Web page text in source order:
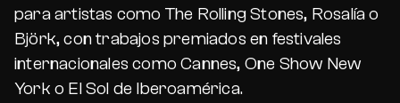
para artistas como The Rolling Stones, Rosalía o
Björk, con trabajos premiados en festivales
internacionales como Cannes, One Show New
York o El Sol de Iberoamérica.